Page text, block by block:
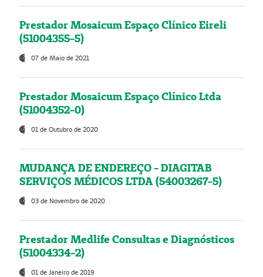
Prestador Mosaicum Espaço Clínico Eireli
(51004355-5)
07 de Maio de 2021
Prestador Mosaicum Espaço Clínico Ltda
(51004352-0)
01 de Outubro de 2020
MUDANÇA DE ENDEREÇO - DIAGITAB
SERVIÇOS MÉDICOS LTDA (54003267-5)
03 de Novembro de 2020
Prestador Medlife Consultas e Diagnósticos
(51004334-2)
01 de Janeiro de 2019